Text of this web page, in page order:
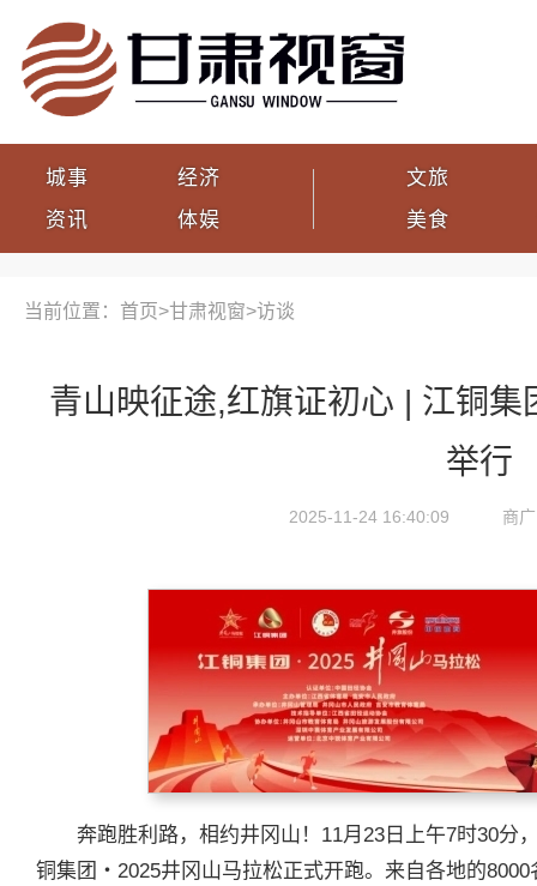
城事
资讯
经济
体娱
文旅
美食
当前位置：首页>甘肃视窗>访谈
青山映征途,红旗证初心 | 江铜
举行
2025-11-24 16:40:09 商
奔跑胜利路，相约井冈山！11月23日上午7时30分
铜集团・2025井冈山马拉松正式开跑。来自各地的